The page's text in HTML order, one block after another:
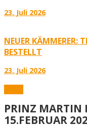
23. Juli 2026
NEUER KÄMMERER:
BESTELLT
23. Juli 2026
PRINZ MARTIN
15.FEBRUAR